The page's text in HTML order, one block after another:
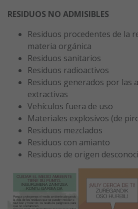
RESIDUOS NO ADMISIBLES
Residuos procedentes de la
materia orgánica
Residuos sanitarios
Residuos radioactivos
Residuos generados por las
extractivas
Vehículos fuera de uso
Materiales explosivos (de
Residuos mezclados
Residuos con amianto
Residuos de origen